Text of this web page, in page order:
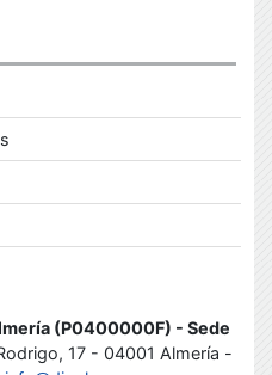
(P0400000F) - Sede
17 - 04001 Almería -